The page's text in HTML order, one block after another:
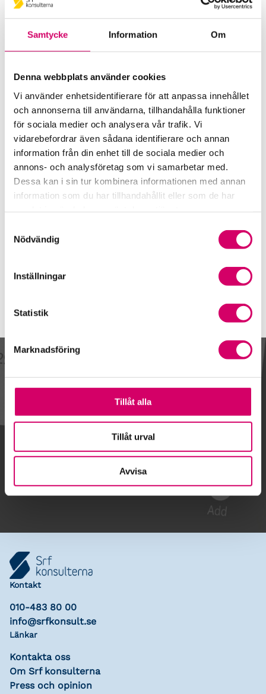
Samtycke Information Om
Denna webbplats använder cookies
Vi använder enhetsidentifierare för att anpassa innehållet
och annonserna till användarna, tillhandahålla funktioner
för sociala medier och analysera vår trafik. Vi
vidarebefordrar även sådana identifierare och annan
information från din enhet till de sociala medier och
annons- och analysföretag som vi samarbetar med.
Dessa kan i sin tur kombinera informationen med annan
information som du har tillhandahållit eller som de har
Nödvändig
Inställningar
Statistik
Marknadsföring
Tillåt alla
Tillåt urval
Avvisa
Kvarnhuset Ekonomi AB
Svalöv
Telefon
072-513 79 32
Mobiltelefon
070-877 65 69
Skicka e-post
Lägg till i kalender
Kontakt
010-483 80 00
info@srfkonsult.se
Länkar
Kontakta oss
Om Srf konsulterna
Press och opinion